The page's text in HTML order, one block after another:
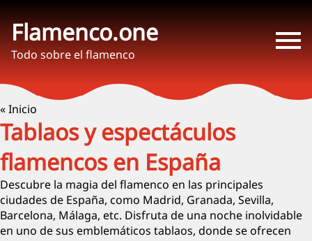
Flamenco.one
Todo sobre el flamenco
« Inicio
Tablaos y espectáculos
flamencos en España
Descubre la magia del flamenco en las principales
ciudades de España, como Madrid, Granada, Sevilla,
Barcelona, Málaga, etc. Disfruta de una noche inolvidable
en uno de sus emblemáticos tablaos, donde se ofrecen